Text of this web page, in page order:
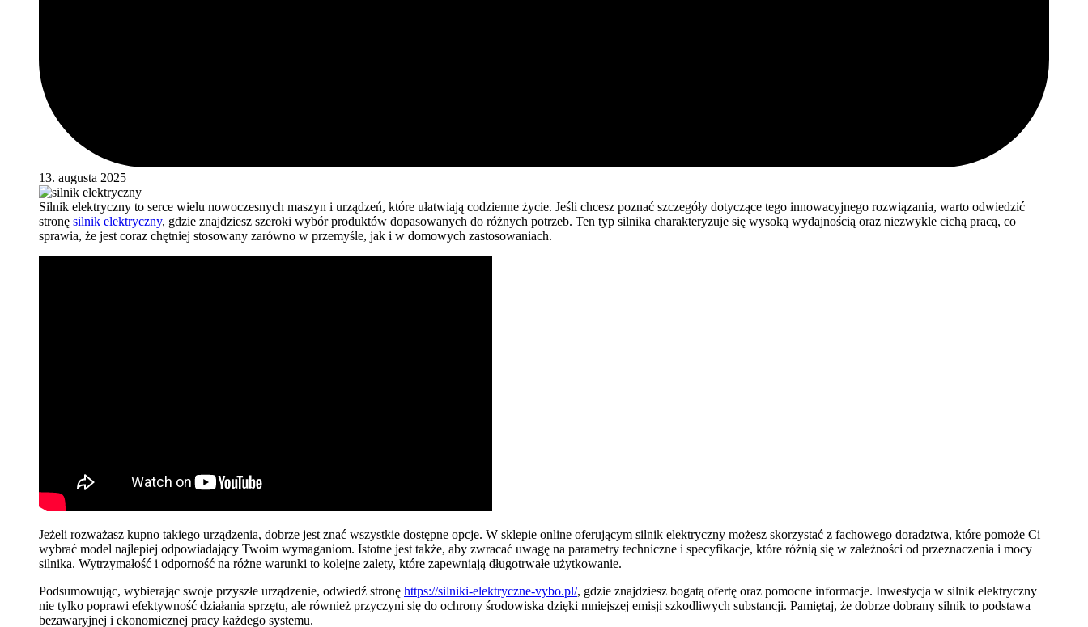
13. augusta 2025
Silnik elektryczny to serce wielu nowoczesnych maszyn i urządzeń, które ułatwiają codzienne życie. Jeśli chcesz poznać szczegóły dotyczące tego innowacyjnego rozwiązania, warto odwiedzić
stronę silnik elektryczny, gdzie znajdziesz szeroki wybór produktów dopasowanych do różnych potrzeb. Ten typ silnika charakteryzuje się wysoką wydajnością oraz niezwykle cichą pracą, co
sprawia, że jest coraz chętniej stosowany zarówno w przemyśle, jak i w domowych zastosowaniach.
Jeżeli rozważasz kupno takiego urządzenia, dobrze jest znać wszystkie dostępne opcje. W sklepie online oferującym silnik elektryczny możesz skorzystać z fachowego doradztwa, które pomoże Ci
wybrać model najlepiej odpowiadający Twoim wymaganiom. Istotne jest także, aby zwracać uwagę na parametry techniczne i specyfikacje, które różnią się w zależności od przeznaczenia i mocy
silnika. Wytrzymałość i odporność na różne warunki to kolejne zalety, które zapewniają długotrwałe użytkowanie.
Podsumowując, wybierając swoje przyszłe urządzenie, odwiedź stronę https://silniki-elektryczne-vybo.pl/, gdzie znajdziesz bogatą ofertę oraz pomocne informacje. Inwestycja w silnik elektryczny
nie tylko poprawi efektywność działania sprzętu, ale również przyczyni się do ochrony środowiska dzięki mniejszej emisji szkodliwych substancji. Pamiętaj, że dobrze dobrany silnik to podstawa
bezawaryjnej i ekonomicznej pracy każdego systemu.